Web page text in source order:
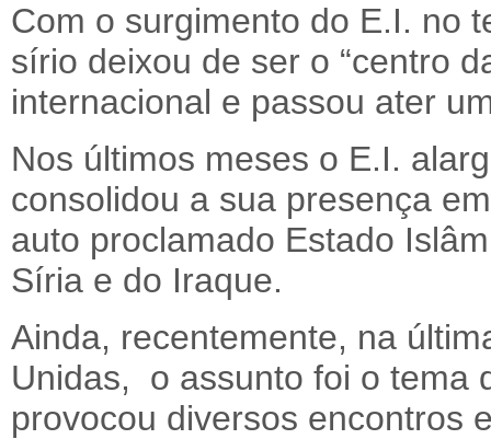
Com o surgimento do E.I. no
sírio deixou de ser o “centro
internacional e passou ater
Nos últimos meses o E.I.
consolidou a sua presença
auto proclamado Estado
Síria e do Iraque.
Ainda, recentemente, na
Unidas, o assunto foi o tema
provocou diversos encontros